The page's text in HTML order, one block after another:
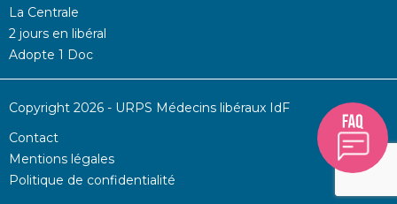
La Centrale
2 jours en libéral
Adopte 1 Doc
Copyright 2026 - URPS Médecins libéraux IdF
Contact
Mentions légales
Politique de confidentialité